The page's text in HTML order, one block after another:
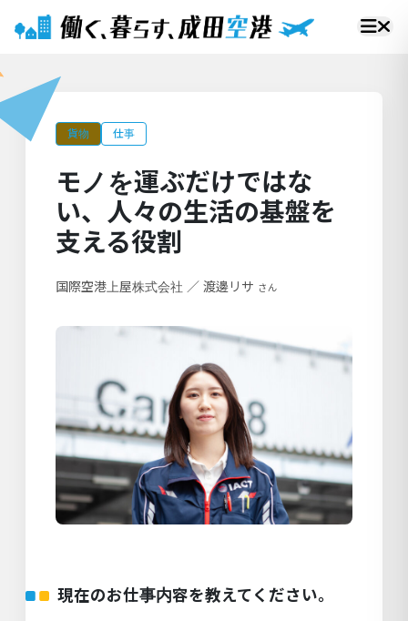
貨物 仕事
モノを運ぶだけではな
い、人々の生活の基盤を
支える役割
国際空港上屋株式会社 ／ 渡邊リサ さん
現在のお仕事内容を教えてください。